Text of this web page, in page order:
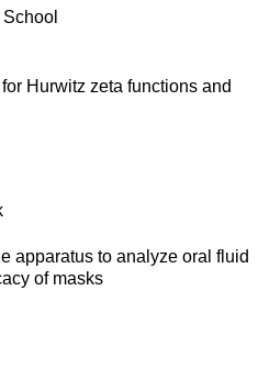
Hurwitz zeta functions and
apparatus to analyze oral fluid
of masks